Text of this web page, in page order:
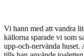
Vi hann med att vandra
källorna sparade vi som
upp-och-nervända